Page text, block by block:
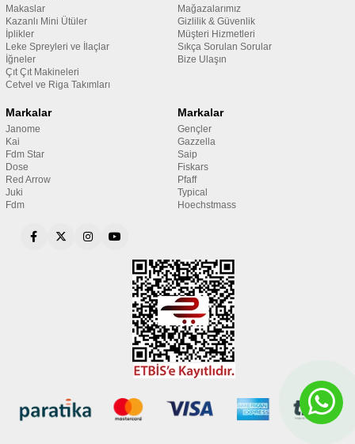
Makaslar
Kazanlı Mini Ütüler
İplikler
Leke Spreyleri ve İlaçlar
İğneler
Çıt Çıt Makineleri
Cetvel ve Riga Takımları
Mağazalarımız
Gizlilik & Güvenlik
Müşteri Hizmetleri
Sıkça Sorulan Sorular
Bize Ulaşın
Markalar
Janome
Kai
Fdm Star
Dose
Red Arrow
Juki
Fdm
Markalar
Gençler
Gazzella
Saip
Fiskars
Pfaff
Typical
Hoechstmass